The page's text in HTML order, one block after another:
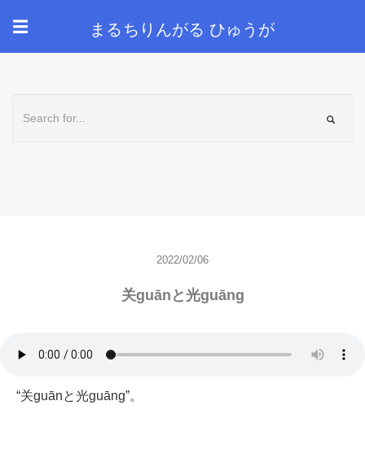
☰ まるちりんがる ひゅうが
2022/02/06
关guānと光guāng
“关guānと光guāng”。